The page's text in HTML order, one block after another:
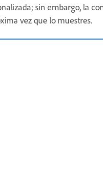
sin embargo, la
vez que lo muestres.